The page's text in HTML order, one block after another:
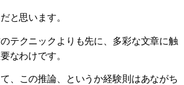
と思います。
テクニックよりも先に、多彩な文章に触
なわけです。
、この推論、というか経験則はあながち